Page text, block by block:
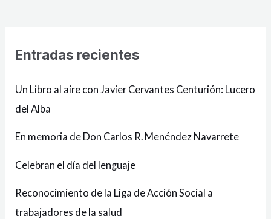
Entradas recientes
Un Libro al aire con Javier Cervantes Centurión: Lucero
del Alba
En memoria de Don Carlos R. Menéndez Navarrete
Celebran el día del lenguaje
Reconocimiento de la Liga de Acción Social a
trabajadores de la salud